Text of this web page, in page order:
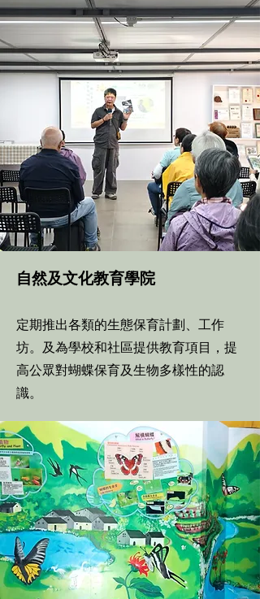
自然及文化教育學院
定期推出各類的生態保育計劃 、工作
坊。及為學校和社區提供教育項目，提
高公眾對蝴蝶保育及生物多樣性的認
識。